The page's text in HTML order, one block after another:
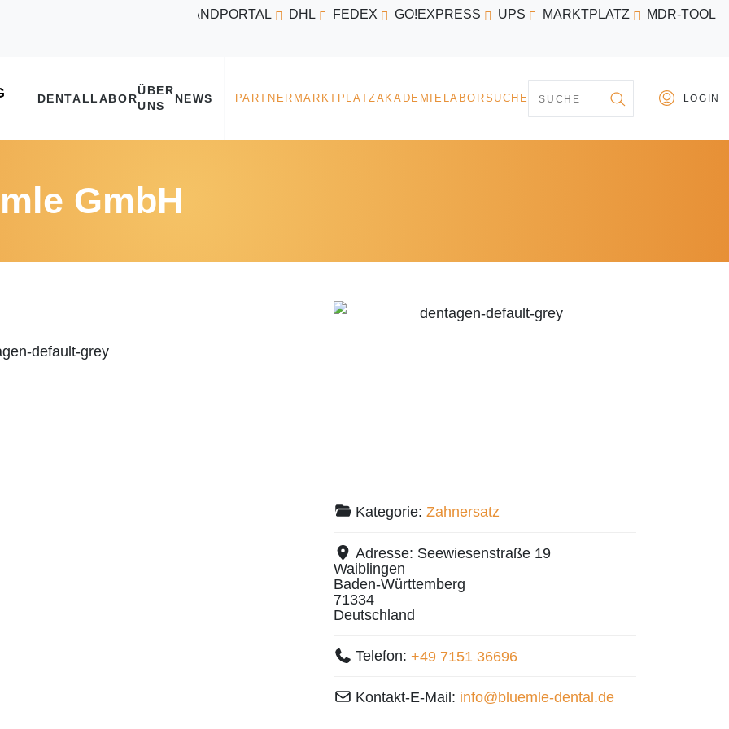
VERSANDPORTAL DHL FEDEX GO!EXPRESS UPS MARKTPLATZ MDR-TOOL
GmbH
Kategorie: Zahnersatz
Adresse: Seewiesenstraße 19
Waiblingen
Baden-Württemberg
71334
Deutschland
Telefon: +49 7151 36696
Kontakt-E-Mail: info@bluemle-dental.de